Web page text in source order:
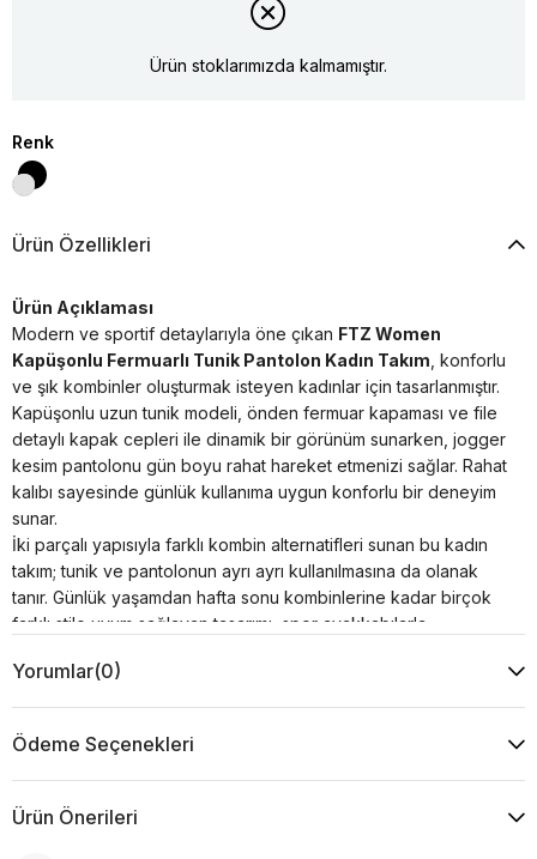
Ürün stoklarımızda kalmamıştır.
Renk
Ürün Özellikleri
Ürün Açıklaması
Modern ve sportif detaylarıyla öne çıkan FTZ Women
Kapüşonlu Fermuarlı Tunik Pantolon Kadın Takım , konforlu
ve şık kombinler oluşturmak isteyen kadınlar için tasarlanmıştır.
Kapüşonlu uzun tunik modeli, önden fermuar kapaması ve file
detaylı kapak cepleri ile dinamik bir görünüm sunarken, jogger
kesim pantolonu gün boyu rahat hareket etmenizi sağlar. Rahat
kalıbı sayesinde günlük kullanıma uygun konforlu bir deneyim
sunar.
İki parçalı yapısıyla farklı kombin alternatifleri sunan bu kadın
takım; tunik ve pantolonun ayrı ayrı kullanılmasına da olanak
tanır. Günlük yaşamdan hafta sonu kombinlerine kadar birçok
farklı stile uyum sağlayan tasarımı, spor ayakkabılarla
Ürün Özellikleri
Kumaş : %30 Viskon %20 Pamuk %50 Akrilik
Kol : 46 cm
Yaka Tipi : Kapşonlu
Desen : Düz
Kalıp : Rahat Kalıp
Yorumlar(0)
Ödeme Seçenekleri
Ürün Önerileri